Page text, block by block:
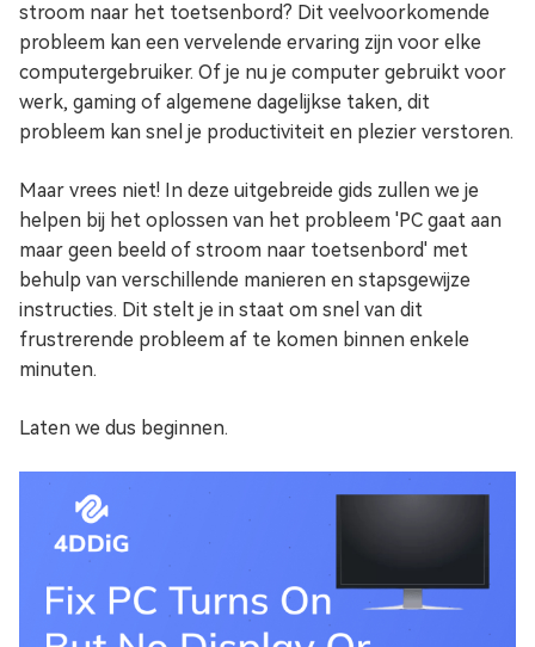
stroom naar het toetsenbord? Dit veelvoorkomende
probleem kan een vervelende ervaring zijn voor elke
computergebruiker. Of je nu je computer gebruikt voor
werk, gaming of algemene dagelijkse taken, dit
probleem kan snel je productiviteit en plezier verstoren.
Maar vrees niet! In deze uitgebreide gids zullen we je
helpen bij het oplossen van het probleem 'PC gaat aan
maar geen beeld of stroom naar toetsenbord' met
behulp van verschillende manieren en stapsgewijze
instructies. Dit stelt je in staat om snel van dit
frustrerende probleem af te komen binnen enkele
minuten.
Laten we dus beginnen.